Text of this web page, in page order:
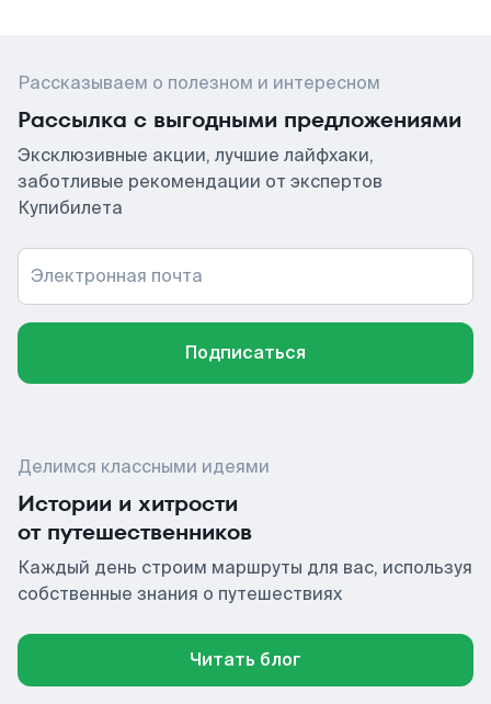
Рассказываем о полезном и интересном
Рассылка с выгодными предложениями
Эксклюзивные акции, лучшие лайфхаки,
заботливые рекомендации от экспертов
Купибилета
Электронная почта
Подписаться
Делимся классными идеями
Истории и хитрости
от путешественников
Каждый день строим маршруты для вас, используя
собственные знания о путешествиях
Читать блог